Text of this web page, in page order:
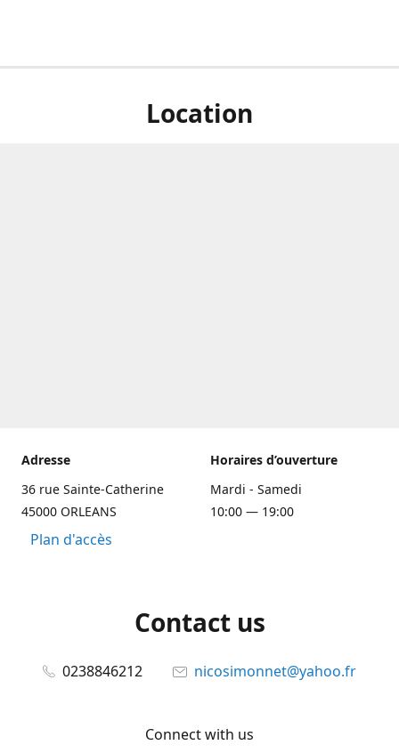
Location
Adresse
36 rue Sainte-Catherine
45000 ORLEANS
Plan d'accès
Horaires d’ouverture
Mardi - Samedi
10:00 — 19:00
Contact us
0238846212 nicosimonnet@yahoo.fr
Connect with us